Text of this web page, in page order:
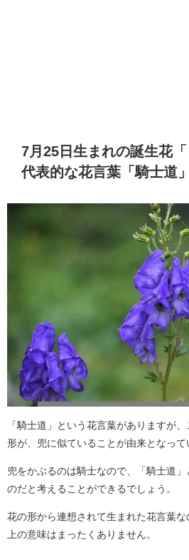
7月25日生まれの誕生花
代表的な花言葉「騎士道
「騎士道」という花言葉がありますが
形が、兜に似ていることが由来となって
兜をかぶるのは騎士なので、「騎士道
のだと考えることができるでしょう。
花の形から連想されて生まれた花言葉
上の意味はまったくありません。